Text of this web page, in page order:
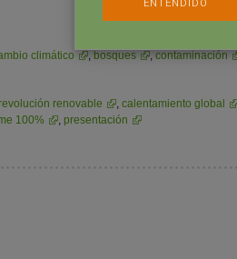
climático , bosques , contaminación
renovable , calentamiento global
100% , presentación
ENTENDIDO